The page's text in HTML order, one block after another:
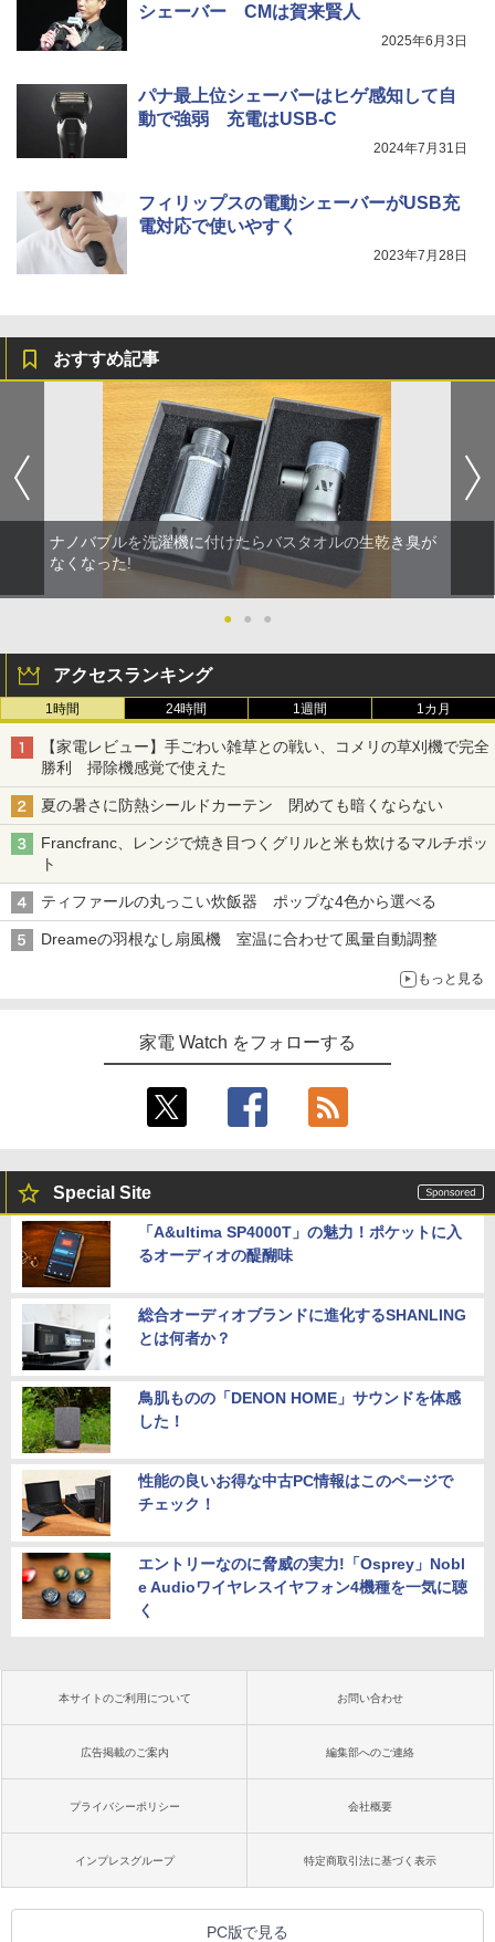
シェーバー CMは賀来賢人
2025年6月3日
パナ最上位シェーバーはヒゲ感知して自
動で強弱 充電はUSB-C
2024年7月31日
フィリップスの電動シェーバーがUSB充
電対応で使いやすく
2023年7月28日
おすすめ記事
ナノバブルを洗濯機に付けたらバスタオルの生乾き臭が
なくなった!
● ● ●
アクセスランキング
1時間 24時間 1週間 1カ月
【家電レビュー】手ごわい雑草との戦い、コメリの草刈機で完全
勝利 掃除機感覚で使えた
夏の暑さに防熱シールドカーテン 閉めても暗くならない
Francfranc、レンジで焼き目つくグリルと米も炊けるマルチポッ
ト
ティファールの丸っこい炊飯器 ポップな4色から選べる
Dreameの羽根なし扇風機 室温に合わせて風量自動調整
もっと見る
家電 Watch をフォローする
Special Site
「A&ultima SP4000T」の魅力！ポケットに入
るオーディオの醍醐味
総合オーディオブランドに進化するSHANLING
とは何者か？
鳥肌ものの「DENON HOME」サウンドを体感
した！
性能の良いお得な中古PC情報はこのページで
チェック！
エントリーなのに脅威の実力!「Osprey」Nobl
e Audioワイヤレスイヤフォン4機種を一気に聴
く
本サイトのご利用について お問い合わせ
広告掲載のご案内 編集部へのご連絡
プライバシーポリシー 会社概要
インプレスグループ 特定商取引法に基づく表示
PC版で見る